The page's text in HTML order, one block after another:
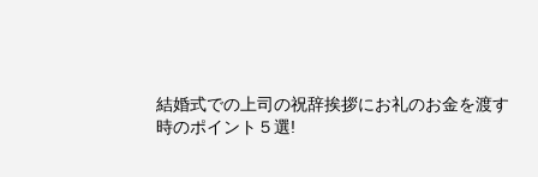
結婚式での上司の祝辞挨拶にお礼のお金を渡す
時のポイント５選!